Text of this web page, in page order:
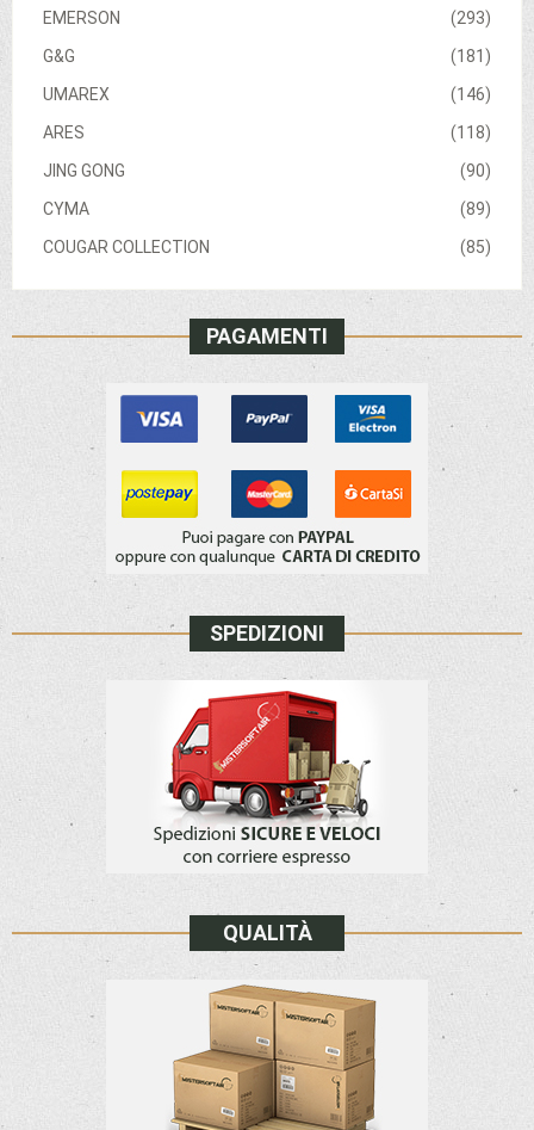
(293)
EMERSON
(181)
G&G
(146)
UMAREX
(118)
ARES
(90)
JING GONG
(89)
CYMA
(85)
COUGAR COLLECTION
PAGAMENTI
SPEDIZIONI
QUALITÀ